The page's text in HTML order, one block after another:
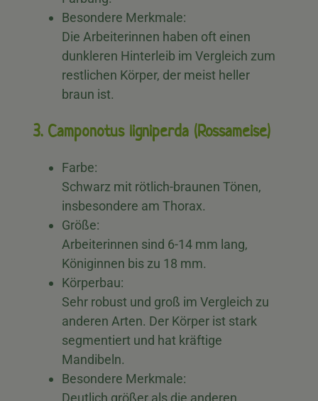
Besondere Merkmale:
Die Arbeiterinnen haben oft einen
dunkleren Hinterleib im Vergleich zum
restlichen Körper, der meist heller
braun ist.
3. Camponotus ligniperda (Rossameise)
Farbe:
Schwarz mit rötlich-braunen Tönen,
insbesondere am Thorax.
Größe:
Arbeiterinnen sind 6-14 mm lang,
Königinnen bis zu 18 mm.
Körperbau:
Sehr robust und groß im Vergleich zu
anderen Arten. Der Körper ist stark
segmentiert und hat kräftige
Mandibeln.
Besondere Merkmale:
Deutlich größer als die anderen